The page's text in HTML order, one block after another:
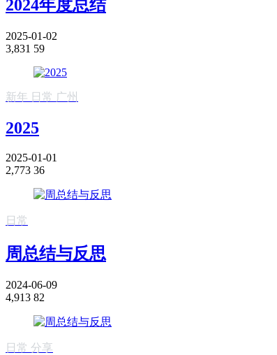
2024年度总结
2025-01-02
3,831 59
新年 日常 广州
2025
2025-01-01
2,773 36
日常
周总结与反思
2024-06-09
4,913 82
日常 分享